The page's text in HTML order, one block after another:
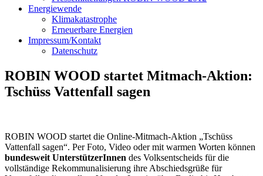
Energiewende
Klimakatastrophe
Erneuerbare Energien
Impressum/Kontakt
Datenschutz
ROBIN WOOD startet Mitmach-Aktion:
Tschüss Vattenfall sagen
ROBIN WOOD startet die Online-Mitmach-Aktion „Tschüss
Vattenfall sagen“. Per Foto, Video oder mit warmen Worten können
bundesweit UnterstützerInnen des Volksentscheids für die
vollständige Rekommunalisierung ihre Abschiedsgrüße für